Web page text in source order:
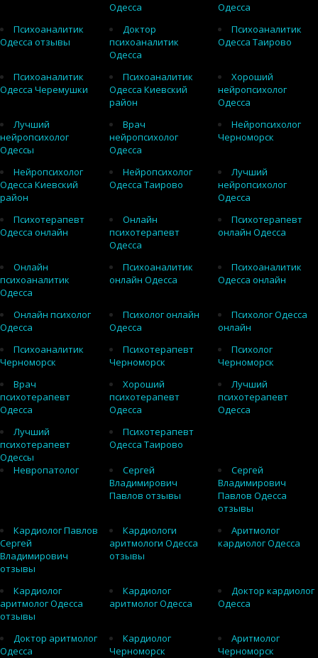
Одесса
Одесса
Психоаналитик
Одесса отзывы
Доктор
психоаналитик
Одесса
Психоаналитик
Одесса Таирово
Психоаналитик
Одесса Черемушки
Психоаналитик
Одесса Киевский
район
Хороший
нейропсихолог
Одесса
Лучший
нейропсихолог
Одессы
Врач
нейропсихолог
Одесса
Нейропсихолог
Черноморск
Нейропсихолог
Одесса Киевский
район
Нейропсихолог
Одесса Таирово
Лучший
нейропсихолог
Одесса
Психотерапевт
Одесса онлайн
Онлайн
психотерапевт
Одесса
Психотерапевт
онлайн Одесса
Онлайн
психоаналитик
Одесса
Психоаналитик
онлайн Одесса
Психоаналитик
Одесса онлайн
Онлайн психолог
Одесса
Психолог онлайн
Одесса
Психолог Одесса
онлайн
Психоаналитик
Черноморск
Психотерапевт
Черноморск
Психолог
Черноморск
Врач
психотерапевт
Одесса
Хороший
психотерапевт
Одесса
Лучший
психотерапевт
Одесса
Лучший
психотерапевт
Одессы
Психотерапевт
Одесса Таирово
Невропатолог
Сергей
Владимирович
Павлов отзывы
Сергей
Владимирович
Павлов Одесса
отзывы
Кардиолог Павлов
Сергей
Владимирович
отзывы
Кардиологи
аритмологи Одесса
отзывы
Аритмолог
кардиолог Одесса
Кардиолог
аритмолог Одесса
отзывы
Кардиолог
аритмолог Одесса
Доктор кардиолог
Одесса
Доктор аритмолог
Одесса
Кардиолог
Черноморск
Аритмолог
Черноморск